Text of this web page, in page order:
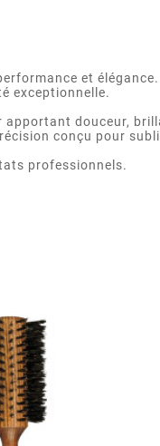
et
exceptionnelle.
douceur,
conçu pour
professionnels.